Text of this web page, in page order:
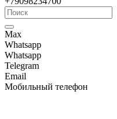
Max
Whatsapp
Whatsapp
Telegram
Email
Мобильный телефон